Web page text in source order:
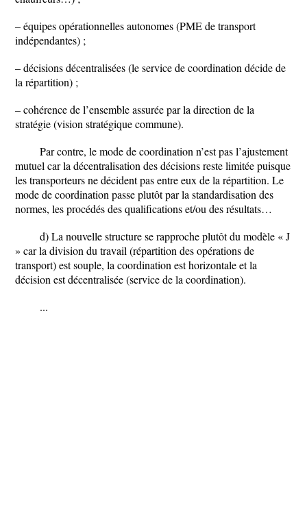
– équipes opérationnelles autonomes (PME de transport
indépendantes) ;
– décisions décentralisées (le service de coordination décide de
la répartition) ;
– cohérence de l’ensemble assurée par la direction de la
stratégie (vision stratégique commune).
Par contre, le mode de coordination n’est pas l’ajustement
mutuel car la décentralisation des décisions reste limitée puisque
les transporteurs ne décident pas entre eux de la répartition. Le
mode de coordination passe plutôt par la standardisation des
normes, les procédés des qualifications et/ou des résultats…
d) La nouvelle structure se rapproche plutôt du modèle « J
» car la division du travail (répartition des opérations de
transport) est souple, la coordination est horizontale et la
décision est décentralisée (service de la coordination).
...